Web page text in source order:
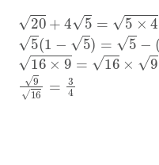
20+4 ×4 =5×22
5(1−5)=5−( 5)2= 5−5
16×9=16×9 =4×3= 12
9 16=3 4